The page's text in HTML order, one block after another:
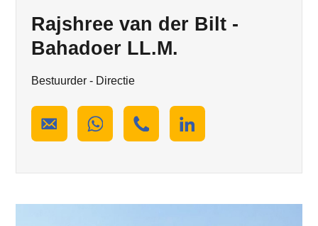
Rajshree van der Bilt -
Bahadoer LL.M.
Bestuurder - Directie